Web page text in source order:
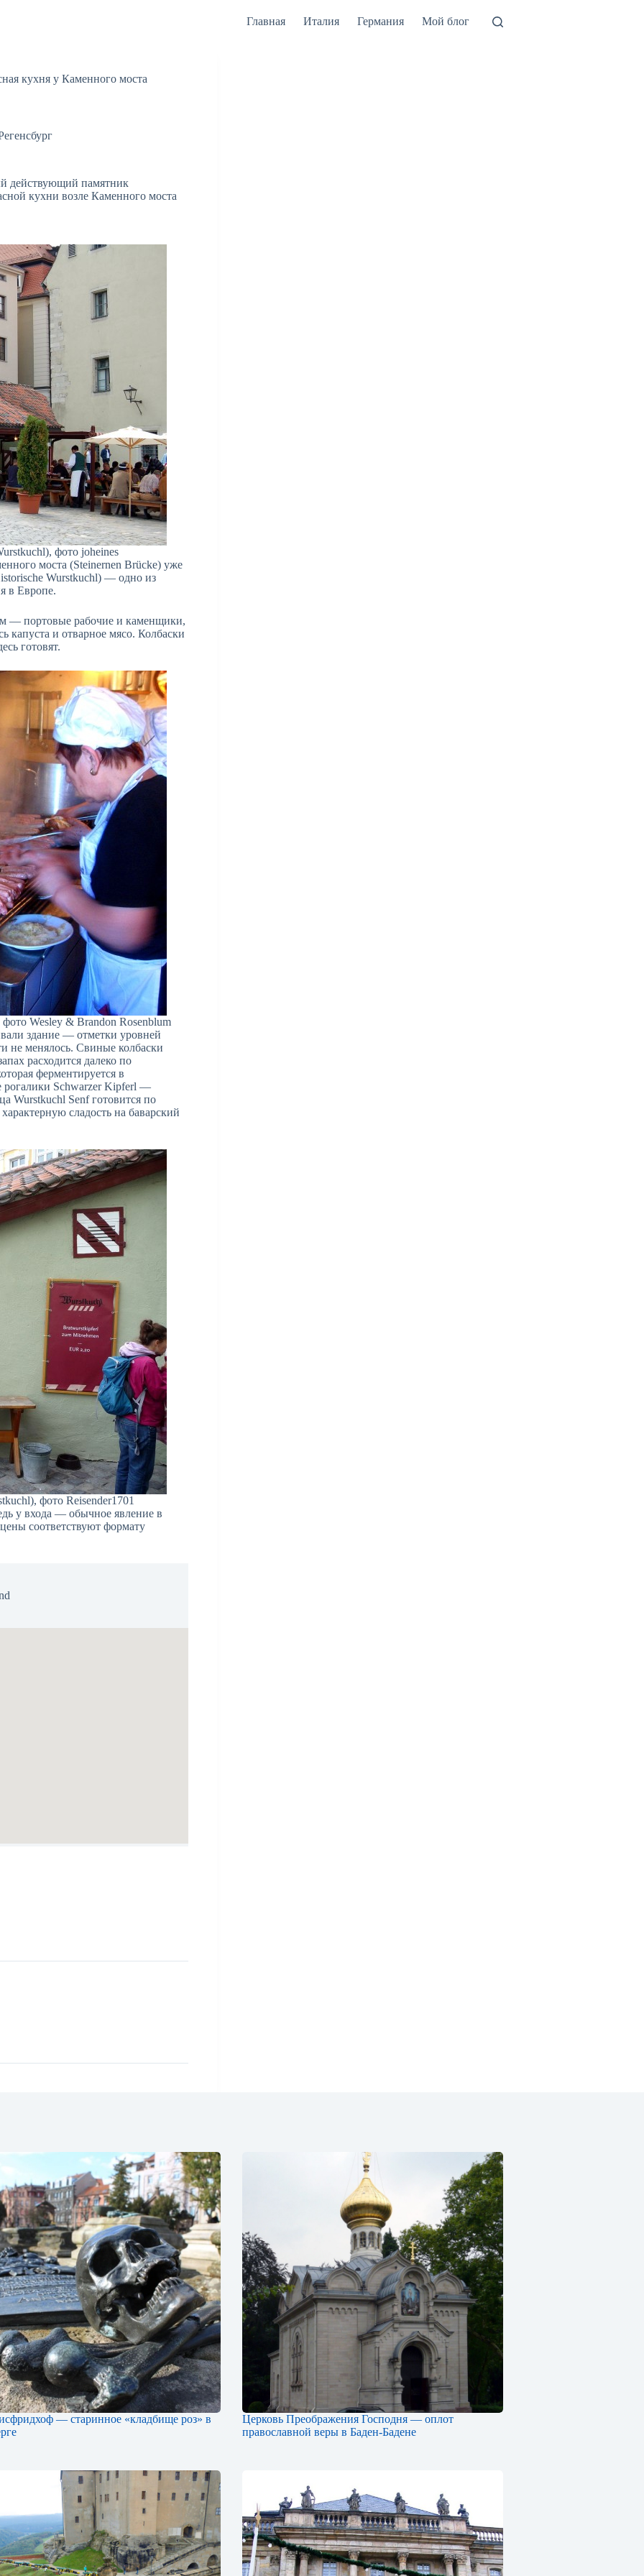
Главная Италия Германия Мой блог
кухня у Каменного моста
действующий памятник
кухни возле Каменного моста
фото joheines
моста (Steinernen Brücke) уже
Wurstkuchl) — одно из
в Европе.
— портовые рабочие и каменщики,
капуста и отварное мясо. Колбаски
готовят.
Wesley & Brandon Rosenblum
здание — отметки уровней
не менялось. Свиные колбаски
расходится далеко по
ферментируется в
рогалики Schwarzer Kipferl —
Wurstkuchl Senf готовится по
сладость на баварский
фото Reisender1701
у входа — обычное явление в
соответствуют формату
— старинное «кладбище роз» в
Церковь Преображения Господня — оплот
православной веры в Баден-Бадене